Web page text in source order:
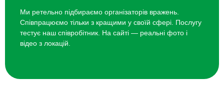
Ми ретельно підбираємо організаторів вражень.
Співпрацюємо тільки з кращими у своїй сфері. Послугу
тестує наш співробітник. На сайті — реальні фото і
відео з локацій.